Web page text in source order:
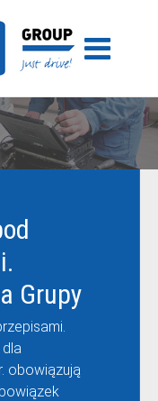
Grupy
dla
obowiązują